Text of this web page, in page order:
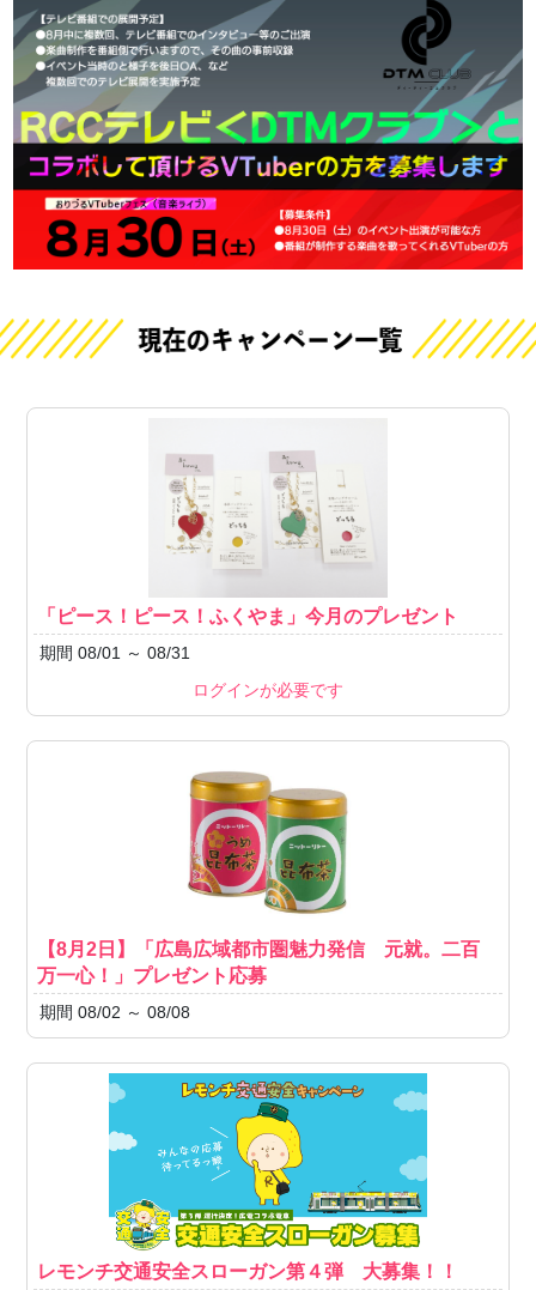
「ピース！ピース！ふくやま」今月のプレゼント
期間 08/01 ～ 08/31
ログインが必要です
【8月2日】「広島広域都市圏魅力発信 元就。二百
万一心！」プレゼント応募
期間 08/02 ～ 08/08
レモンチ交通安全スローガン第４弾 大募集！！